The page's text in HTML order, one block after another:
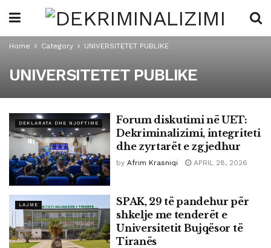
Home Category UNIVERSITETET PUBLIKE
UNIVERSITETET PUBLIKE
DEKLARATA DHE NJOFTIME
Forum diskutimi në UET:
Dekriminalizimi, integriteti
dhe zyrtarët e zgjedhur
by Afrim Krasniqi APRIL 28, 2026
LAJME
SPAK, 29 të pandehur për
shkelje me tenderët e
Universitetit Bujqësor të
Tiranës